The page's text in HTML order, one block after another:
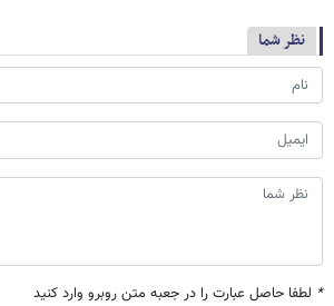
نظر شما
* لطفا حاصل عبارت را در جعبه متن روبرو وارد کنید